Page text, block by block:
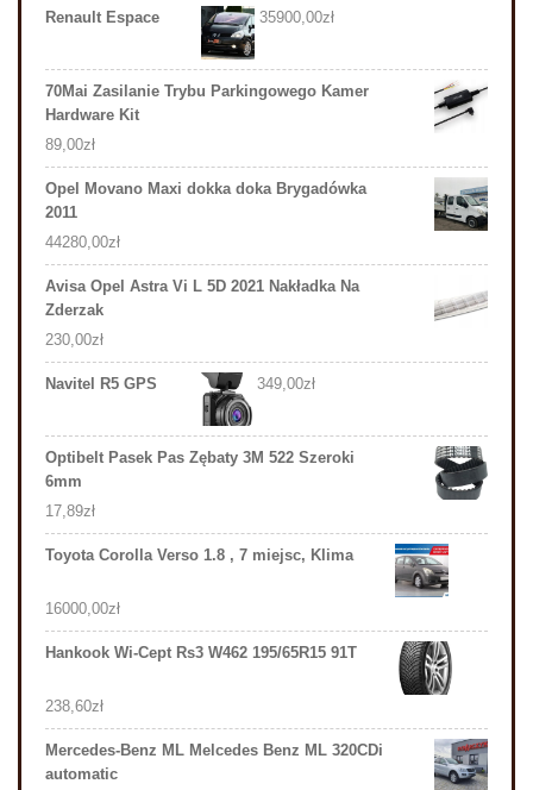
Renault Espace 35900,00zł
70Mai Zasilanie Trybu Parkingowego Kamer
Hardware Kit
89,00zł
Opel Movano Maxi dokka doka Brygadówka
2011
44280,00zł
Avisa Opel Astra Vi L 5D 2021 Nakładka Na
Zderzak
230,00zł
Navitel R5 GPS 349,00zł
Optibelt Pasek Pas Zębaty 3M 522 Szeroki
6mm
17,89zł
Toyota Corolla Verso 1.8 , 7 miejsc, Klima
16000,00zł
Hankook Wi-Cept Rs3 W462 195/65R15 91T
238,60zł
Mercedes-Benz ML Melcedes Benz ML 320CDi
automatic